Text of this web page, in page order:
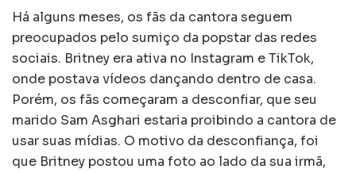
Há alguns meses, os fãs da cantora seguem
preocupados pelo sumiço da popstar das redes
sociais. Britney era ativa no Instagram e TikTok,
onde postava vídeos dançando dentro de casa.
Porém, os fãs começaram a desconfiar, que seu
marido Sam Asghari estaria proibindo a cantora de
usar suas mídias. O motivo da desconfiança, foi
que Britney postou uma foto ao lado da sua irmã,